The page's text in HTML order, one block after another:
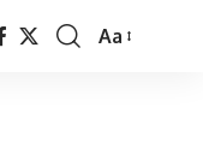
Font
Aa